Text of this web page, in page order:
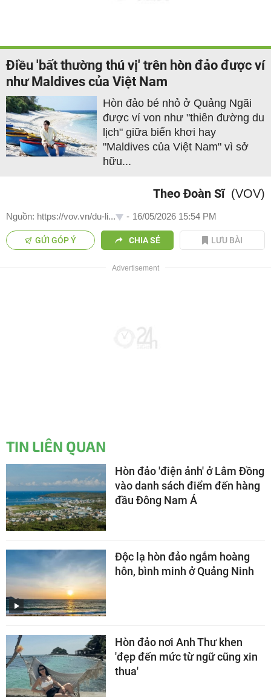
Điều 'bất thường thú vị' trên hòn đảo được ví
như Maldives của Việt Nam
Hòn đảo bé nhỏ ở Quảng Ngãi
được ví von như "thiên đường du
lịch" giữa biển khơi hay
"Maldives của Việt Nam" vì sở
hữu...
Theo Đoàn Sĩ (VOV)
Nguồn: https://vov.vn/du-li... - 16/05/2026 15:54 PM
GỬI GÓP Ý CHIA SẺ LƯU BÀI
TIN LIÊN QUAN
Hòn đảo 'điện ảnh' ở Lâm Đồng
vào danh sách điểm đến hàng
đầu Đông Nam Á
Độc lạ hòn đảo ngắm hoàng
hôn, bình minh ở Quảng Ninh
Hòn đảo nơi Anh Thư khen
'đẹp đến mức từ ngữ cũng xin
thua'